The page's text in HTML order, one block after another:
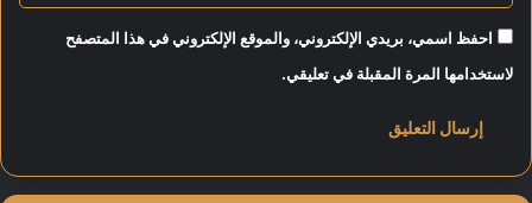
احفظ اسمي، بريدي الإلكتروني، والموقع الإلكتروني في هذا المتصفح
لاستخدامها المرة المقبلة في تعليقي.